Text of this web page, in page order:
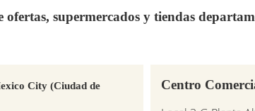
ofertas, supermercados y tiendas
City (Ciudad de
Centro